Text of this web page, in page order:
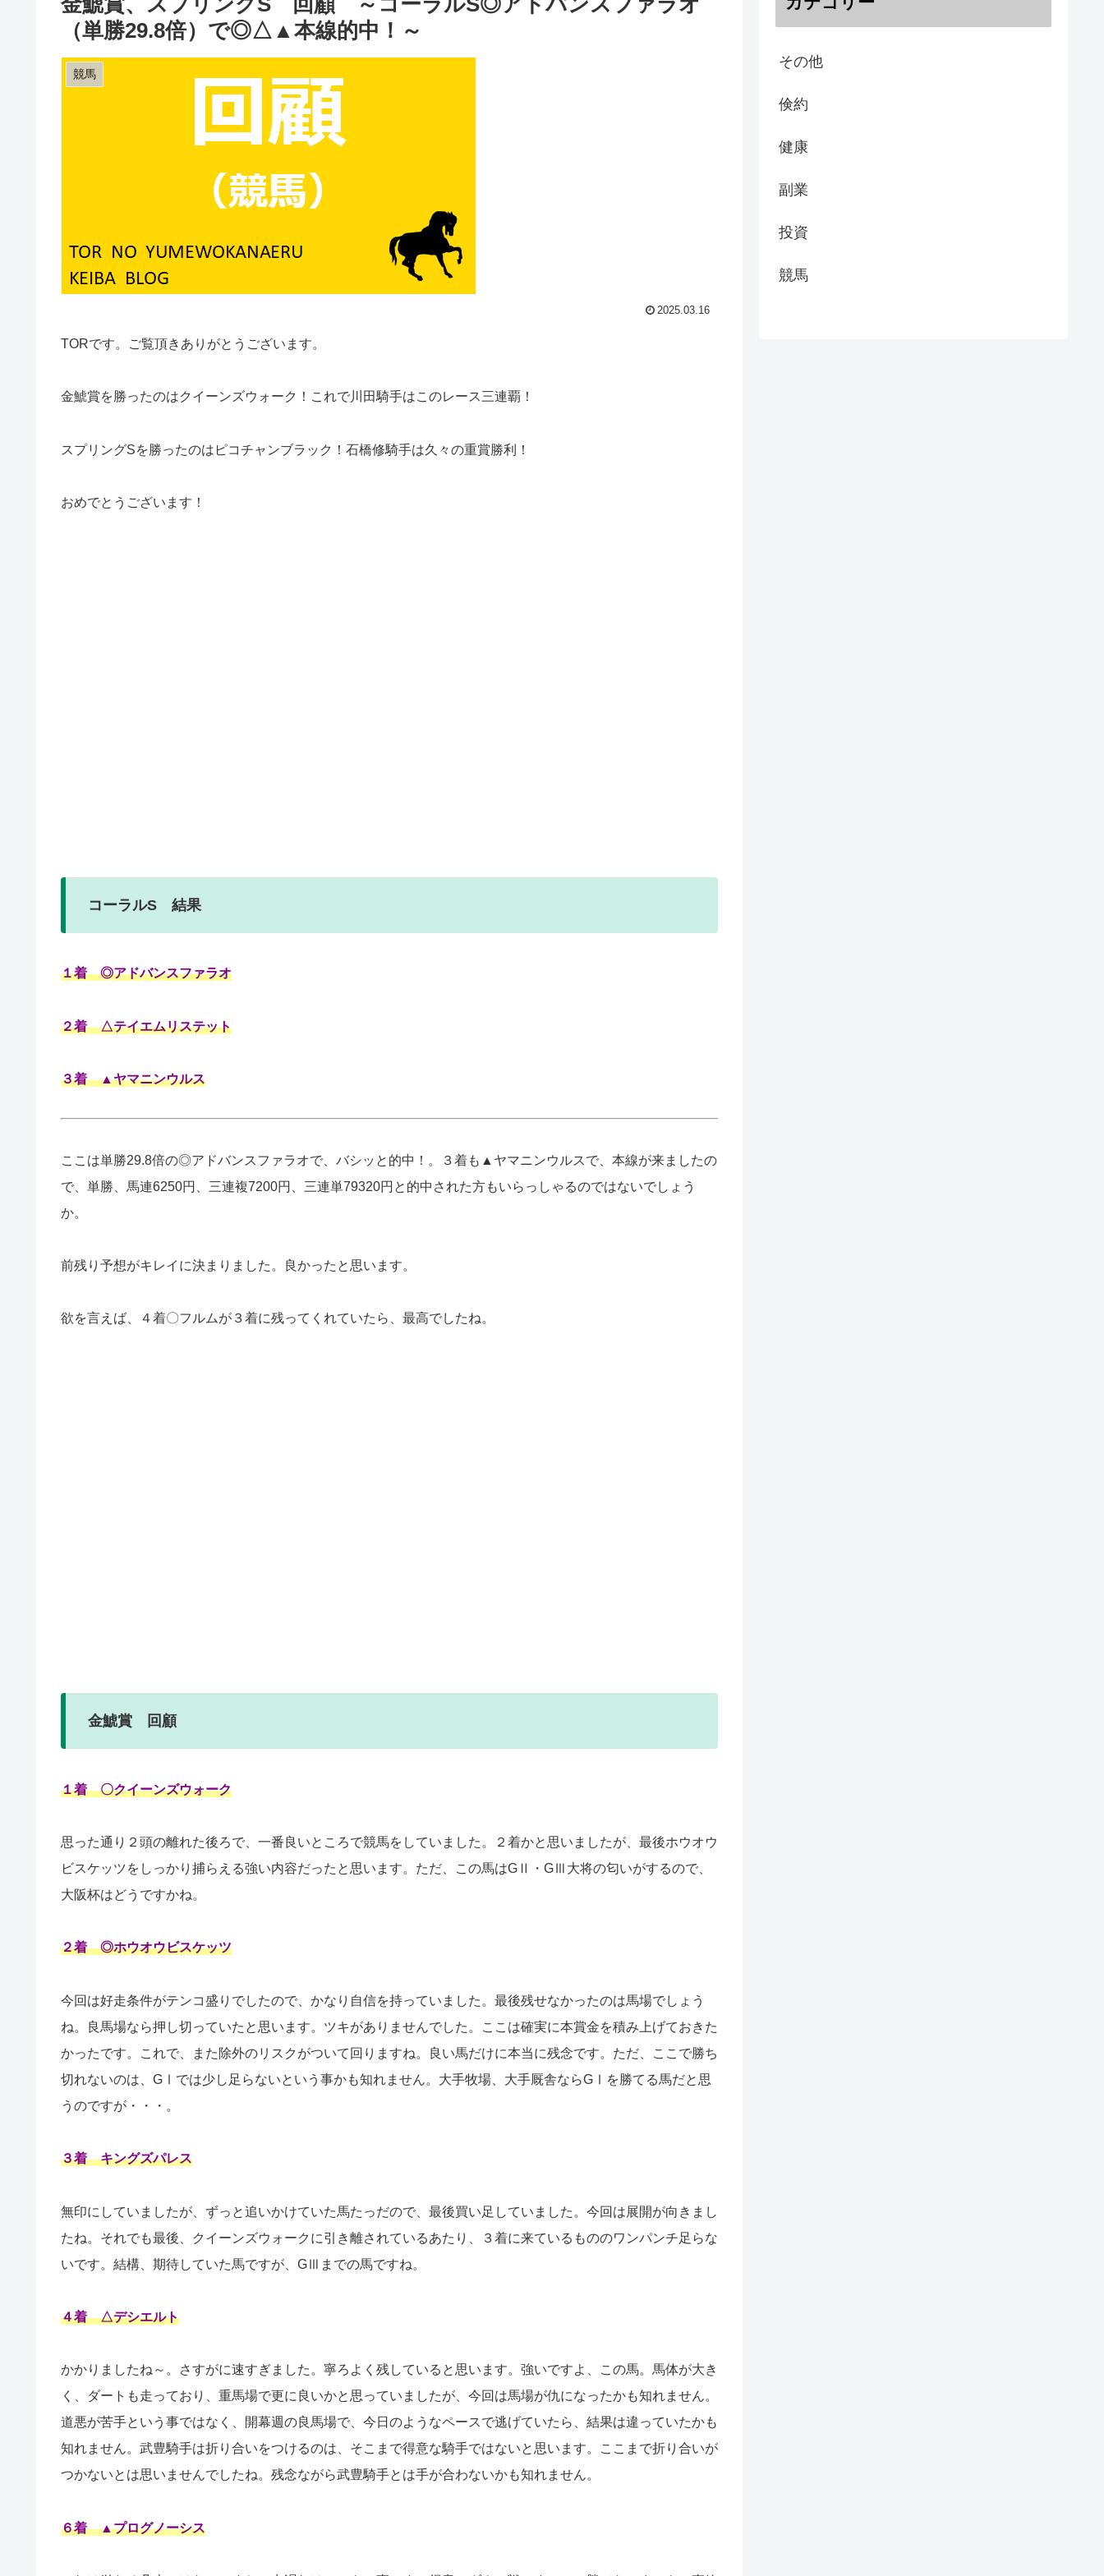
（単勝29.8倍）で◎△▲本線的中！～
競馬
2025.03.16
TORです。ご覧頂きありがとうございます。
金鯱賞を勝ったのはクイーンズウォーク！これで川田騎手はこのレース三連覇！
スプリングSを勝ったのはピコチャンブラック！石橋修騎手は久々の重賞勝利！
おめでとうございます！
コーラルS 結果
１着 ◎アドバンスファラオ
２着 △テイエムリステット
３着 ▲ヤマニンウルス
ここは単勝29.8倍の◎アドバンスファラオで、バシッと的中！。３着も▲ヤマニンウルスで、本線が来ましたの
で、単勝、馬連6250円、三連複7200円、三連単79320円と的中された方もいらっしゃるのではないでしょう
か。
前残り予想がキレイに決まりました。良かったと思います。
欲を言えば、４着〇フルムが３着に残ってくれていたら、最高でしたね。
金鯱賞 回顧
１着 〇クイーンズウォーク
思った通り２頭の離れた後ろで、一番良いところで競馬をしていました。２着かと思いましたが、最後ホウオウ
ビスケッツをしっかり捕らえる強い内容だったと思います。ただ、この馬はGⅡ・GⅢ大将の匂いがするので、
大阪杯はどうですかね。
２着 ◎ホウオウビスケッツ
今回は好走条件がテンコ盛りでしたので、かなり自信を持っていました。最後残せなかったのは馬場でしょう
ね。良馬場なら押し切っていたと思います。ツキがありませんでした。ここは確実に本賞金を積み上げておきた
かったです。これで、また除外のリスクがついて回りますね。良い馬だけに本当に残念です。ただ、ここで勝ち
切れないのは、GⅠでは少し足らないという事かも知れません。大手牧場、大手厩舎ならGⅠを勝てる馬だと思
うのですが・・・。
３着 キングズパレス
無印にしていましたが、ずっと追いかけていた馬たっだので、最後買い足していました。今回は展開が向きまし
たね。それでも最後、クイーンズウォークに引き離されているあたり、３着に来ているもののワンパンチ足らな
いです。結構、期待していた馬ですが、GⅢまでの馬ですね。
４着 △デシエルト
かかりましたね～。さすがに速すぎました。寧ろよく残していると思います。強いですよ、この馬。馬体が大き
く、ダートも走っており、重馬場で更に良いかと思っていましたが、今回は馬場が仇になったかも知れません。
道悪が苦手という事ではなく、開幕週の良馬場で、今日のようなペースで逃げていたら、結果は違っていたかも
知れません。武豊騎手は折り合いをつけるのは、そこまで得意な騎手ではないと思います。ここまで折り合いが
つかないとは思いませんでしたね。残念ながら武豊騎手とは手が合わないかも知れません。
６着 ▲プログノーシス
その他
倹約
健康
副業
投資
競馬